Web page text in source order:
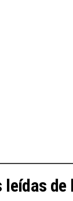
leídas de